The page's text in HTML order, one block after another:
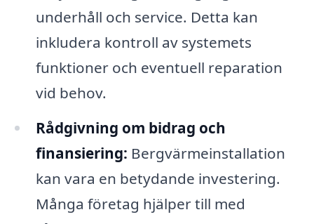
underhåll och service. Detta kan
inkludera kontroll av systemets
funktioner och eventuell reparation
vid behov.
Rådgivning om bidrag och
finansiering: Bergvärmeinstallation
kan vara en betydande investering.
Många företag hjälper till med